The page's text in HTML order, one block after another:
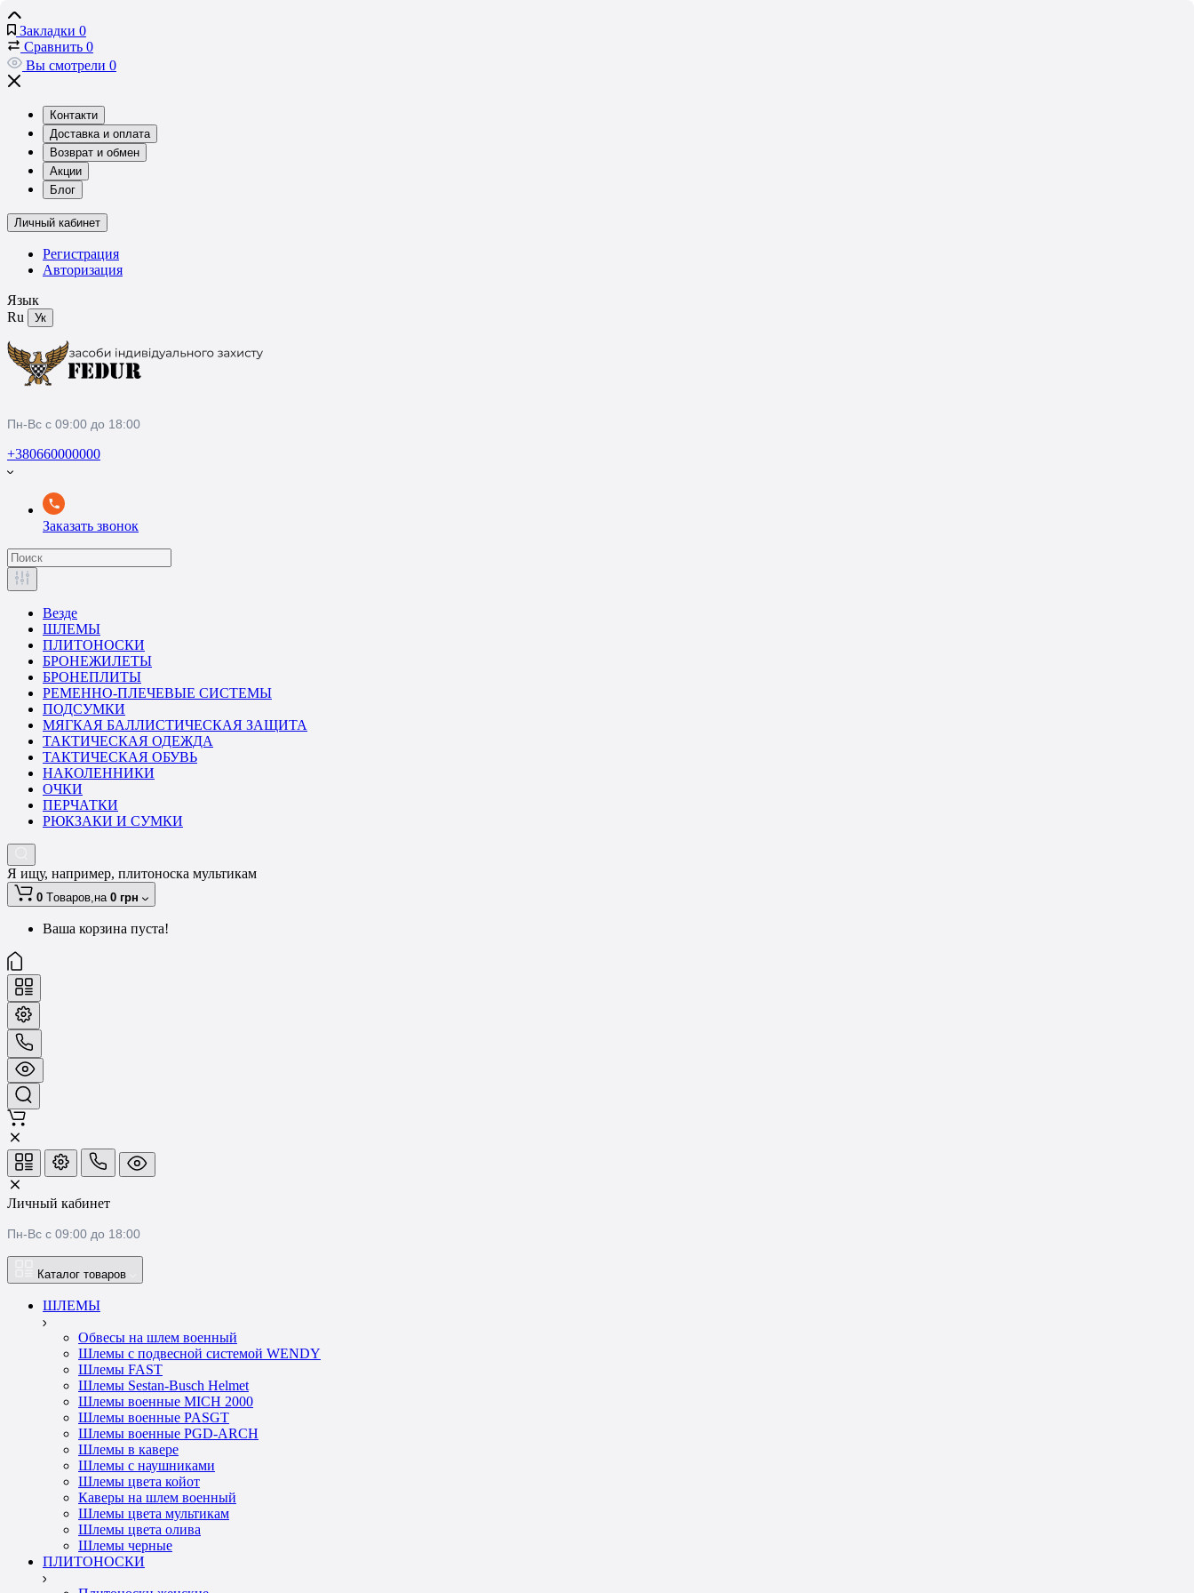
Закладки 0
Сравнить 0
Вы смотрели 0
Контакти
Доставка и оплата
Возврат и обмен
Акции
Блог
Личный кабинет
Регистрация
Авторизация
Язык
Ru
Ук
Пн-Вс с 09:00 до 18:00
+380660000000
Заказать звонок
Везде
ШЛЕМЫ
ПЛИТОНОСКИ
БРОНЕЖИЛЕТЫ
БРОНЕПЛИТЫ
РЕМЕННО-ПЛЕЧЕВЫЕ СИСТЕМЫ
ПОДСУМКИ
МЯГКАЯ БАЛЛИСТИЧЕСКАЯ ЗАЩИТА
ТАКТИЧЕСКАЯ ОДЕЖДА
ТАКТИЧЕСКАЯ ОБУВЬ
НАКОЛЕННИКИ
ОЧКИ
ПЕРЧАТКИ
РЮКЗАКИ И СУМКИ
Я ищу, например, плитоноска мультикам
0 Tоваров,на 0 грн
Ваша корзина пуста!
Личный кабинет
Пн-Вс с 09:00 до 18:00
Каталог товаров
ШЛЕМЫ
Обвесы на шлем военный
Шлемы c подвесной системой WENDY
Шлемы FAST
Шлемы Sestan-Busch Helmet
Шлемы военные MICH 2000
Шлемы военные PASGT
Шлемы военные PGD-ARCH
Шлемы в кавере
Шлемы с наушниками
Шлемы цвета койот
Каверы на шлем военный
Шлемы цвета мультикам
Шлемы цвета олива
Шлемы черные
ПЛИТОНОСКИ